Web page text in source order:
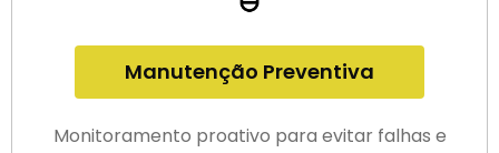
Manutenção Preventiva
Monitoramento proativo para evitar falhas e